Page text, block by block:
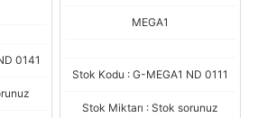
0141
MEGA1
Stok Kodu : G-MEGA1 ND 0111
Stok Miktarı : Stok sorunuz